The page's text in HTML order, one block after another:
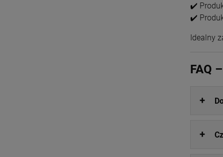
✔️
✔️
Idealny
FAQ